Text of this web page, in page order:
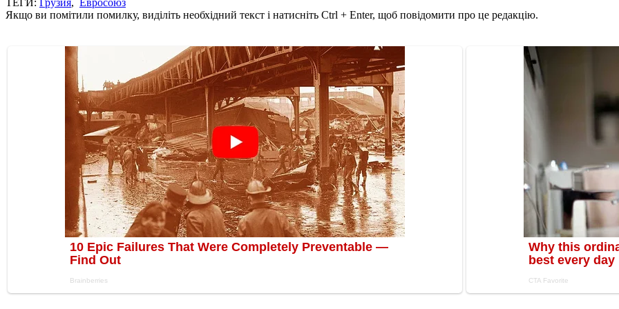
Якщо ви помітили помилку, виділіть необхідний текст і натисніть Ctrl + Enter, щоб повідомити про це редакцію.